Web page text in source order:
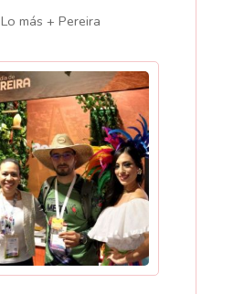
Lo más + Pereira